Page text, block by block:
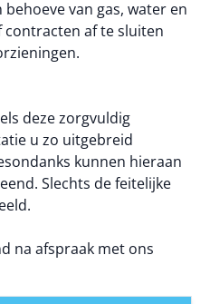
van gas, water en
af te sluiten
deze zorgvuldig
u zo uitgebreid
kunnen hieraan
Slechts de feitelijke
na afspraak met ons